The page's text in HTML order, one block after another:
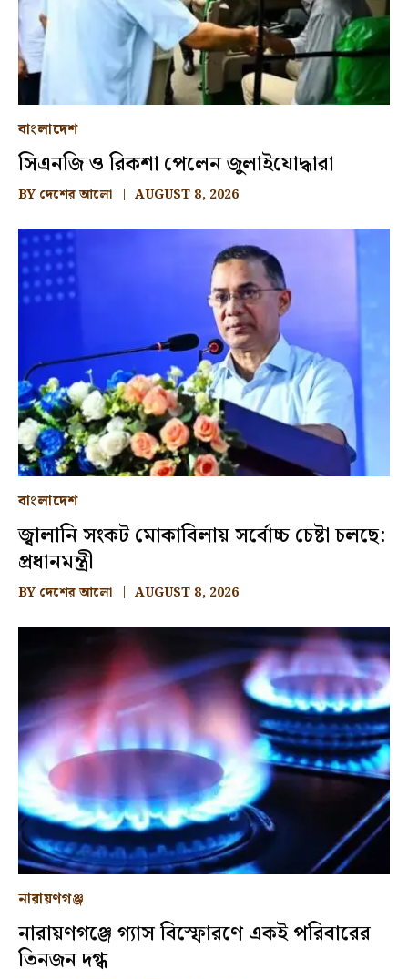
বাংলাদেশ
সিএনজি ও রিকশা পেলেন জুলাইযোদ্ধারা
BY দেশের আলো AUGUST 8, 2026
বাংলাদেশ
জ্বালানি সংকট মোকাবিলায় সর্বোচ্চ চেষ্টা চলছে:
প্রধানমন্ত্রী
BY দেশের আলো AUGUST 8, 2026
নারায়ণগঞ্জ
নারায়ণগঞ্জে গ্যাস বিস্ফোরণে একই পরিবারের
তিনজন দগ্ধ